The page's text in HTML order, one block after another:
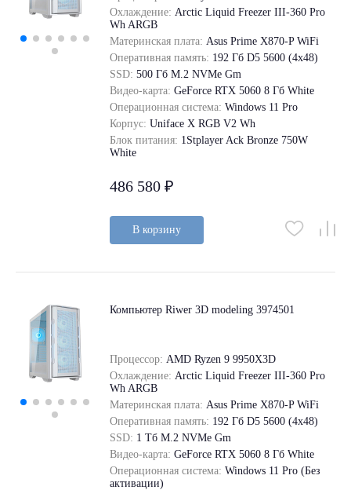
Охлаждение: Arctic Liquid Freezer III-360 Pro
Wh ARGB
Материнская плата: Asus Prime X870-P WiFi
Оперативная память: 192 Гб D5 5600 (4х48)
SSD: 500 Гб M.2 NVMe Gm
Видео-карта: GeForce RTX 5060 8 Гб White
Операционная система: Windows 11 Pro
Корпус: Uniface X RGB V2 Wh
Блок питания: 1Stplayer Ack Bronze 750W
White
486 580 ₽
В корзину
Компьютер Riwer 3D modeling 3974501
Процессор: AMD Ryzen 9 9950X3D
Охлаждение: Arctic Liquid Freezer III-360 Pro
Wh ARGB
Материнская плата: Asus Prime X870-P WiFi
Оперативная память: 192 Гб D5 5600 (4х48)
SSD: 1 Tб M.2 NVMe Gm
Видео-карта: GeForce RTX 5060 8 Гб White
Операционная система: Windows 11 Pro (Без
активации)